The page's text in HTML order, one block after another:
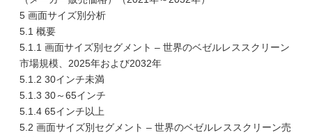
5 画面サイズ別分析
5.1 概要
5.1.1 画面サイズ別セグメント – 世界のベゼルレススクリーン
市場規模、2025年および2032年
5.1.2 30インチ未満
5.1.3 30～65インチ
5.1.4 65インチ以上
5.2 画面サイズ別セグメント – 世界のベゼルレススクリーン売